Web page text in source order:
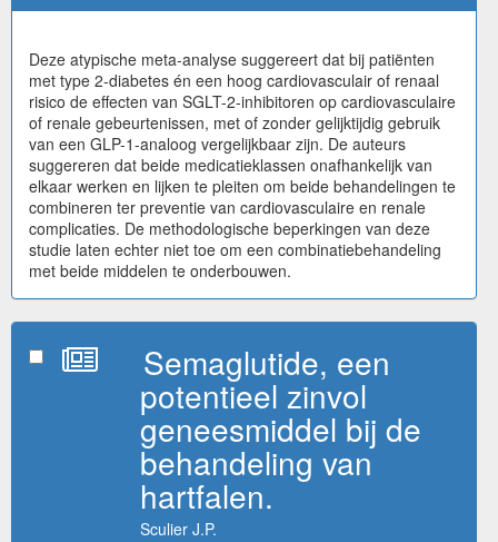
Deze atypische meta-analyse suggereert dat bij patiënten
met type 2-diabetes én een hoog cardiovasculair of renaal
risico de effecten van SGLT-2-inhibitoren op cardiovasculaire
of renale gebeurtenissen, met of zonder gelijktijdig gebruik
van een GLP-1-analoog vergelijkbaar zijn. De auteurs
suggereren dat beide medicatieklassen onafhankelijk van
elkaar werken en lijken te pleiten om beide behandelingen te
combineren ter preventie van cardiovasculaire en renale
complicaties. De methodologische beperkingen van deze
studie laten echter niet toe om een combinatiebehandeling
met beide middelen te onderbouwen.
Semaglutide, een
potentieel zinvol
geneesmiddel bij de
behandeling van
hartfalen.
Sculier J.P.